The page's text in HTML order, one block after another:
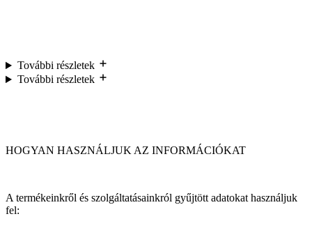
További részletek
További részletek
HOGYAN HASZNÁLJUK AZ INFORMÁCIÓKAT
A termékeinkről és szolgáltatásainkról gyűjtött adatokat használjuk
fel: